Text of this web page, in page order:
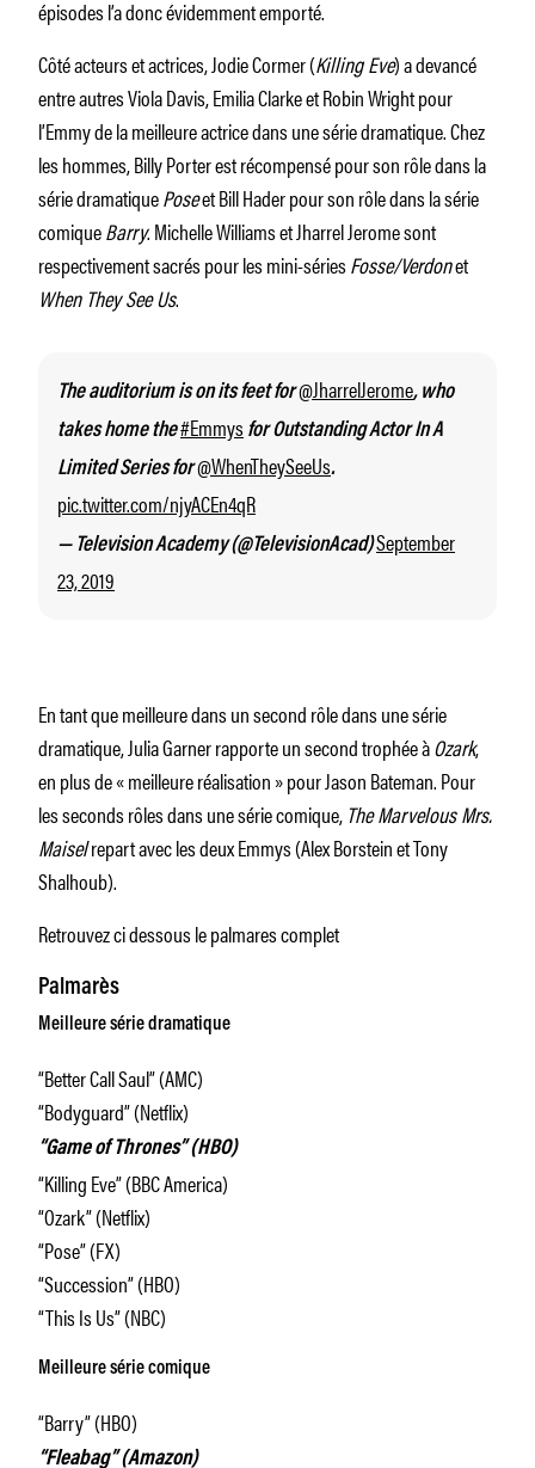
épisodes l’a donc évidemment emporté.
Côté acteurs et actrices, Jodie Cormer (Killing Eve) a devancé
entre autres Viola Davis, Emilia Clarke et Robin Wright pour
l’Emmy de la meilleure actrice dans une série dramatique. Chez
les hommes, Billy Porter est récompensé pour son rôle dans la
série dramatiquePoseet Bill Hader pour son rôle dans la série
comiqueBarry. Michelle Williams et Jharrel Jerome sont
respectivement sacrés pour les mini-sériesFosse/Verdonet
When They See Us.
The auditorium is on its feet for@JharrelJerome, who
takes home the#Emmys for Outstanding Actor In A
Limited Series for@WhenTheySeeUs.
pic.twitter.com/njyACEn4qR
— Television Academy (@TelevisionAcad)September
23, 2019
En tant que meilleure dans un second rôle dans une série
dramatique, Julia Garner rapporte un second trophée àOzark,
en plus de « meilleure réalisation » pour Jason Bateman. Pour
les seconds rôles dans une série comique, The Marvelous Mrs.
Maiselrepart avec les deux Emmys (Alex Borstein et Tony
Shalhoub).
Retrouvez ci dessous le palmares complet
Palmarès
Meilleure série dramatique
“Better Call Saul” (AMC)
“Bodyguard” (Netflix)
“Game of Thrones” (HBO)
“Killing Eve” (BBC America)
“Ozark” (Netflix)
“Pose” (FX)
“Succession” (HBO)
“This Is Us” (NBC)
Meilleure série comique
“Barry” (HBO)
“Fleabag” (Amazon)